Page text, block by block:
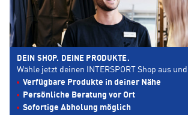
DEIN SHOP. DEINE PRODUKTE.
Wähle jetzt deinen INTERSPORT Shop aus
Verfügbare Produkte in deiner Nähe
Persönliche Beratung vor Ort
Sofortige Abholung möglich